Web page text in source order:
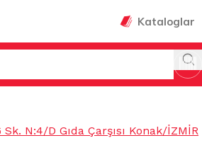
Kataloglar
N:4/D Gıda Çarşısı Konak/İZMİR